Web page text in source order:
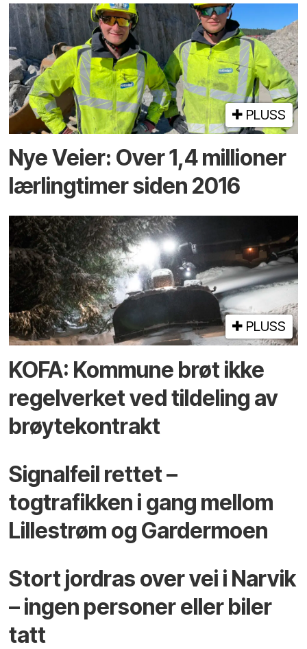
PLUSS
Nye Veier: Over 1,4 millioner
lærlingtimer siden 2016
PLUSS
KOFA: Kommune brøt ikke
regelverket ved tildeling av
brøytekontrakt
Signalfeil rettet –
togtrafikken i gang mellom
Lillestrøm og Gardermoen
Stort jordras over vei i Narvik
– ingen personer eller biler
tatt